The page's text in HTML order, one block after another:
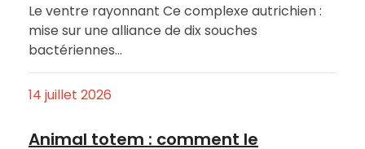
Le ventre rayonnant Ce complexe autrichien :
mise sur une alliance de dix souches
bactériennes…
14 juillet 2026
Animal totem : comment le